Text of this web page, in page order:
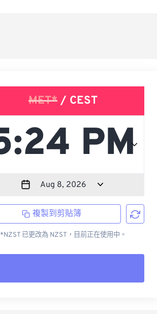
MET* / CEST
複製到剪貼簿
*NZST 已更改為 NZST，目前正在使用中。